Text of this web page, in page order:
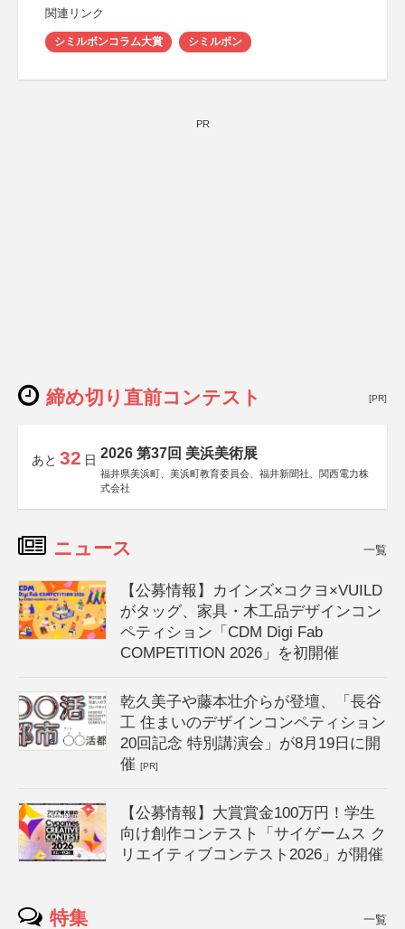
関連リンク
シミルボンコラム大賞 シミルボン
PR
締め切り直前コンテスト [PR]
あと 32 日 2026 第37回 美浜美術展
福井県美浜町、美浜町教育委員会、福井新聞社、関西電力株
式会社
ニュース 一覧
【公募情報】カインズ×コクヨ×VUILD
がタッグ、家具・木工品デザインコン
ペティション「CDM Digi Fab
COMPETITION 2026」を初開催
乾久美子や藤本壮介らが登壇、「長谷
工 住まいのデザインコンペティション
20回記念 特別講演会」が8月19日に開
催[PR]
【公募情報】大賞賞金100万円！学生
向け創作コンテスト「サイゲームス ク
リエイティブコンテスト2026」が開催
特集 一覧